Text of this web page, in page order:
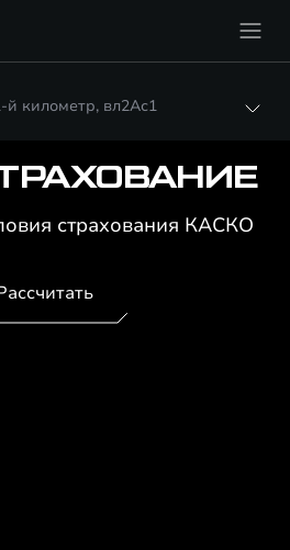
й километр, вл2Ас1
страхования КАСКО